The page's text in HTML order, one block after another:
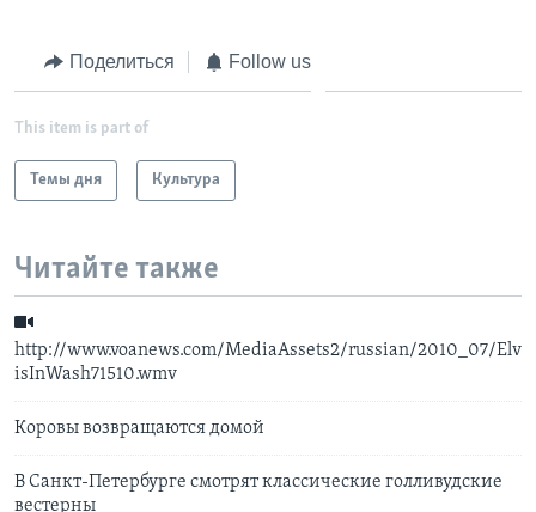
Языки
Поделиться Follow us
This item is part of
Темы дня Культура
Читайте также
http://www.voanews.com/MediaAssets2/russian/2010_07/Elv
isInWash71510.wmv
Коровы возвращаются домой
В Санкт-Петербурге смотрят классические голливудские
вестерны